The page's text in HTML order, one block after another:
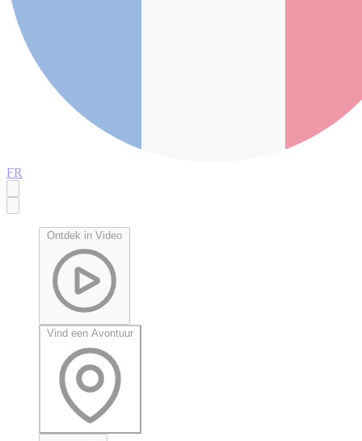
FR
Ontdek in Video
Vind een Avontuur